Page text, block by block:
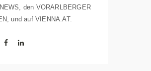
den VORARLBERGER
und auf VIENNA.AT.